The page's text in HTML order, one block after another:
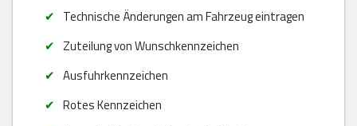
Technische Änderungen am Fahrzeug eintragen
Zuteilung von Wunschkennzeichen
Ausfuhrkennzeichen
Rotes Kennzeichen